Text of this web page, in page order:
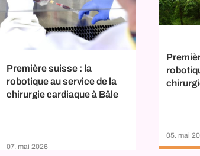
Première suisse : la
robotique au service de la
chirurgie cardiaque à Bâle
07. mai 2026
05. mai